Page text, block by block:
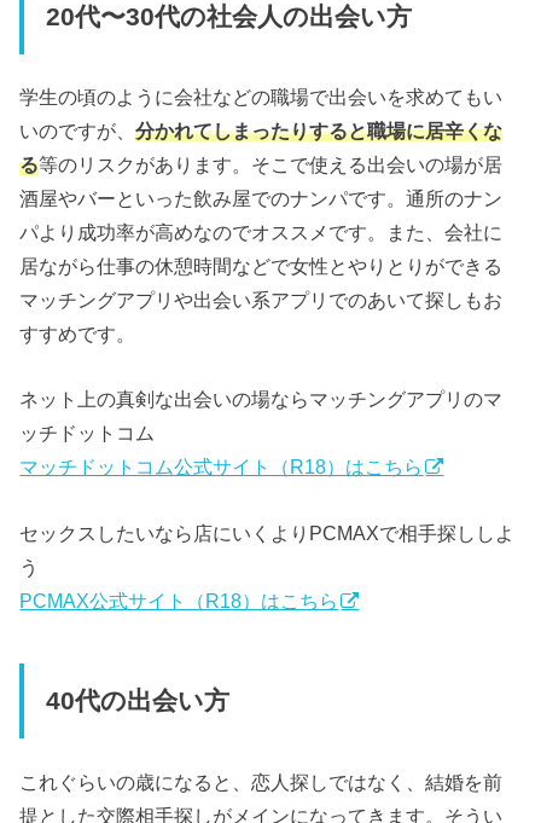
20代〜30代の社会人の出会い方
学生の頃のように会社などの職場で出会いを求めてもい
いのですが、分かれてしまったりすると職場に居辛くな
る等のリスクがあります。そこで使える出会いの場が居
酒屋やバーといった飲み屋でのナンパです。通所のナン
パより成功率が高めなのでオススメです。また、会社に
居ながら仕事の休憩時間などで女性とやりとりができる
マッチングアプリや出会い系アプリでのあいて探しもお
すすめです。
ネット上の真剣な出会いの場ならマッチングアプリのマ
ッチドットコム
マッチドットコム公式サイト（R18）はこちら
セックスしたいなら店にいくよりPCMAXで相手探ししよ
う
PCMAX公式サイト（R18）はこちら
40代の出会い方
これぐらいの歳になると、恋人探しではなく、結婚を前
提とした交際相手探しがメインになってきます。そうい